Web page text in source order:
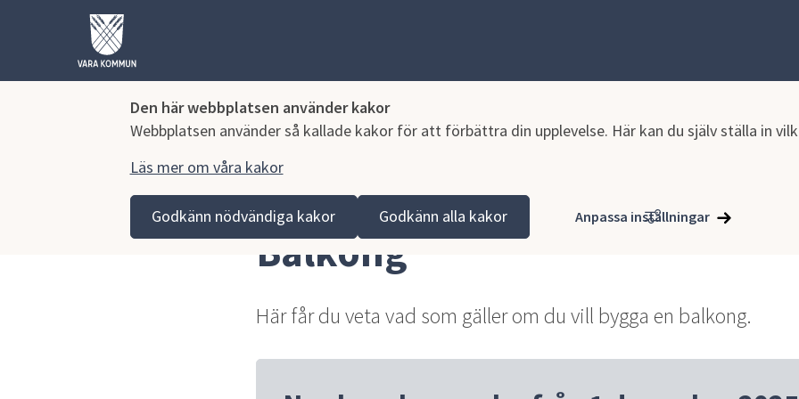
Den här webbplatsen använder kakor
Webbplatsen använder så kallade kakor för att förbättra din upplevelse. Här kan du själv ställa in
Läs mer om våra kakor
Godkänn nödvändiga kakor Godkänn alla kakor Anpassa inställningar
Vara kommun Bygga, miljö och infrastruktur Bygga nytt, ändra eller riva
Balkong
Här får du veta vad som gäller om du vill bygga en balkong.